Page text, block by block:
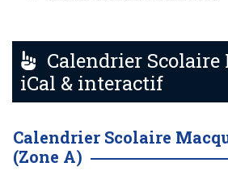
Calendrier
iCal & interactif
Calendrier Scolaire
(Zone A)